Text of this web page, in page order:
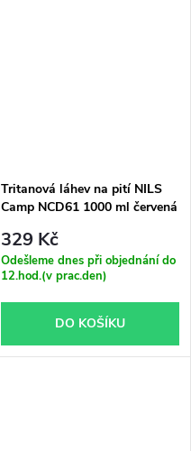
Tritanová láhev na pití NILS
Camp NCD61 1000 ml červená
329 Kč
Odešleme dnes při objednání do
12.hod.(v prac.den)
DO KOŠÍKU